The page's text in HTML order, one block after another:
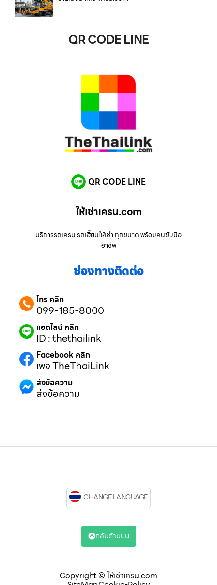
QR CODE LINE
QR CODE LINE
ให้เช่าเครน.com
บริการรถเครน รถเฮี๊ยบให้เช่า ทุกขนาด พร้อมคนขับมือ
อาชีพ
ช่องทางติดต่อ
โทร คลิก
099-185-8000
แอดไลน์ คลิก
ID : thethailink
Facebook คลิก
เพจ TheThaiLink
ส่งข้อความ
ส่งข้อความ
Copyright © ให้เช่าเครน.com
CHANGE LANGUAGE
กลับด้านบน